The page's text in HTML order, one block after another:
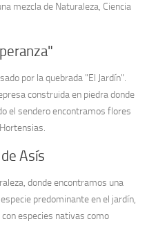
mezcla de Naturaleza, Ciencia
por la quebrada "El Jardín".
construida en piedra donde
el sendero encontramos flores
Asís
donde encontramos una
predominante en el jardín,
especies nativas como